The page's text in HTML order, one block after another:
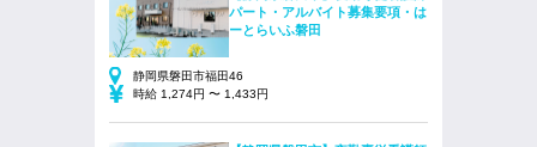
パート・アルバイト募集要項・は
ーとらいふ磐田
静岡県磐田市福田46
時給 1,274円 〜 1,433円